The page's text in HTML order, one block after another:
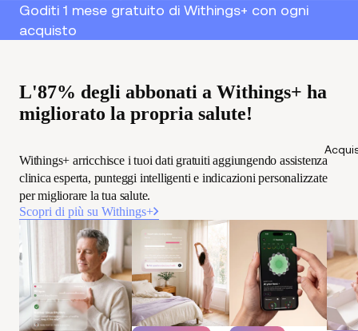
Goditi 1 mese gratuito di Withings+ con ogni
acquisto
L'87% degli abbonati a Withings+ ha
migliorato la propria salute!
Withings+ arricchisce i tuoi dati gratuiti aggiungendo assistenza
clinica esperta, punteggi intelligenti e indicazioni personalizzate
per migliorare la tua salute.
Scopri di più su Withings+